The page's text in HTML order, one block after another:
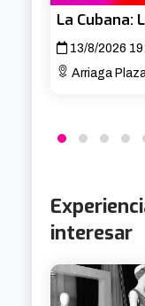
13/8/2026
Arriaga
interesar